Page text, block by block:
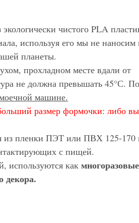
чистого PLA
используя его мы не наносим
планеты.
прохладном месте вдали от
не должна превышать 45°С.
машине.
размер формочки: либо
из пленки ПЭТ или ПВХ 125-
с пищей.
используются как многоразовые
декора.